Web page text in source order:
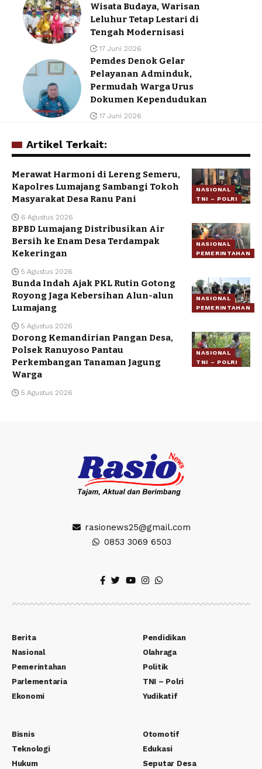
Wisata Budaya, Warisan
Leluhur Tetap Lestari di
Tengah Modernisasi
17 Juni 2026
Pemdes Denok Gelar
Pelayanan Adminduk,
Permudah Warga Urus
Dokumen Kependudukan
17 Juni 2026
Artikel Terkait:
NASIONAL
TNI – POLRI
Merawat Harmoni di Lereng Semeru,
Kapolres Lumajang Sambangi Tokoh
Masyarakat Desa Ranu Pani
6 Agustus 2026
NASIONAL
PEMERINTAHAN
BPBD Lumajang Distribusikan Air
Bersih ke Enam Desa Terdampak
Kekeringan
5 Agustus 2026
NASIONAL
PEMERINTAHAN
Bunda Indah Ajak PKL Rutin Gotong
Royong Jaga Kebersihan Alun-alun
Lumajang
5 Agustus 2026
NASIONAL
TNI – POLRI
Dorong Kemandirian Pangan Desa,
Polsek Ranuyoso Pantau
Perkembangan Tanaman Jagung
Warga
5 Agustus 2026
rasionews25@gmail.com
0853 3069 6503
Berita
Nasional
Pemerintahan
Parlementaria
Ekonomi
Pendidikan
Olahraga
Politik
TNI – Polri
Yudikatif
Bisnis
Teknologi
Hukum
Otomotif
Edukasi
Seputar Desa